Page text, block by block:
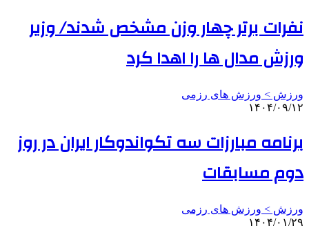
نفرات برتر چهار وزن مشخص شدند/ وزیر
ورزش مدال ها را اهدا کرد
ورزش > ورزش های رزمی
۱۴۰۴/۰۹/۱۲
برنامه مبارزات سه تکواندوکار ایران در روز
دوم مسابقات
ورزش > ورزش های رزمی
۱۴۰۴/۰۱/۲۹